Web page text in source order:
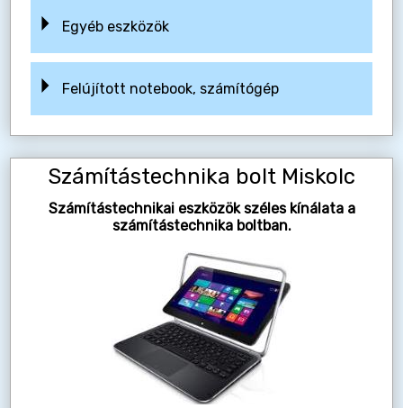
Egyéb eszközök
Felújított notebook, számítógép
Számítástechnika bolt Miskolc
Számítástechnikai eszközök széles kínálata a
számítástechnika boltban.